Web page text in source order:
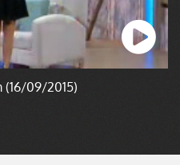
(16/09/2015)